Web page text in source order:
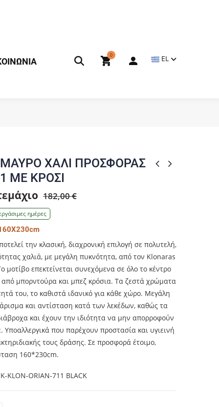
0 EL
ΧΑΛΙ ΠΡΟΣΦΟΡΑΣ
ΜΕ ΚΡΟΣΙ
182,00 €
ημέρες
την κλασική, διαχρονική επιλογή σε πολυτελή,
χαλιά, με μεγάλη πυκνότητα, από τον Klonaras
μοτίβο επεκτείνεται συνεχόμενα σε όλο το κέντρο
από μπορντούρα και μπεζ κρόσια. Τα ζεστά χρώματα
του, το καθιστά ιδανικό για κάθε χώρο. Μεγάλη
και αντίσταση κατά των λεκέδων, καθώς τα
και έχουν την ιδιότητα να μην απορροφούν
Υποαλλεργικά που παρέχουν προστασία και υγιεινή
τους δράσης. Σε προσφορά έτοιμο,
160*230cm.
KLON-ORIAN-711 BLACK